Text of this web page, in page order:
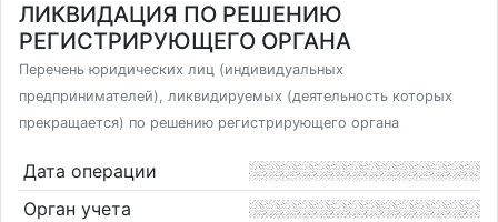
ЛИКВИДАЦИЯ ПО РЕШЕНИЮ
РЕГИСТРИРУЮЩЕГО ОРГАНА
Перечень юридических лиц (индивидуальных
предпринимателей), ликвидируемых (деятельность которых
прекращается) по решению регистрирующего органа
Дата операции
Орган учета